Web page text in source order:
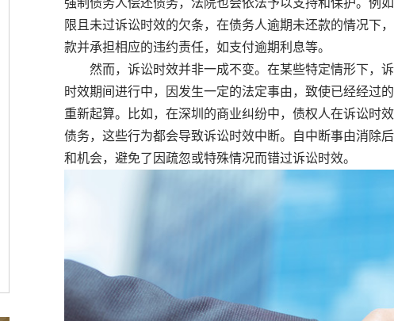
限且未过诉讼时效的欠条，在债务人逾期未还款的情况下
款并承担相应的违约责任，如支付逾期利息等。
然而，诉讼时效并非一成不变。在某些特定情形下，诉
时效期间进行中，因发生一定的法定事由，致使已经经过
重新起算。比如，在深圳的商业纠纷中，债权人在诉讼时
债务，这些行为都会导致诉讼时效中断。自中断事由消除
和机会，避免了因疏忽或特殊情况而错过诉讼时效。